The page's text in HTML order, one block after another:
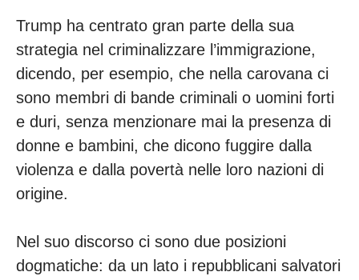
Trump ha centrato gran parte della sua
strategia nel criminalizzare l’immigrazione,
dicendo, per esempio, che nella carovana ci
sono membri di bande criminali o uomini forti
e duri, senza menzionare mai la presenza di
donne e bambini, che dicono fuggire dalla
violenza e dalla povertà nelle loro nazioni di
origine.
Nel suo discorso ci sono due posizioni
dogmatiche: da un lato i repubblicani salvatori